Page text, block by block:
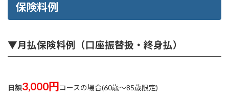
保険料例
▼月払保険料例（口座振替扱・終身払）
日額3,000円コースの場合(60歳～85歳限定)